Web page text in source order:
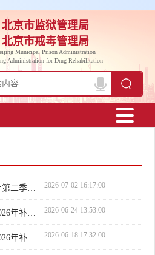
北京市监狱管理局
北京市戒毒管理局
Municipal Prison Administration
Administration for Drug Rehabilitation
北京市监狱管理局2026年第二季度网站及政务新媒体自查报告 2026-07-02 16:17:00
北京市监狱管理局关于2026年补充录用公务员拟录用人员公示公告 2026-06-24 13:53:00
北京市监狱管理局关于2026年补充录用公务员第二批拟录用人员... 2026-06-18 17:32:00